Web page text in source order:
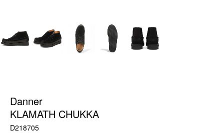
Danner
KLAMATH CHUKKA
D218705